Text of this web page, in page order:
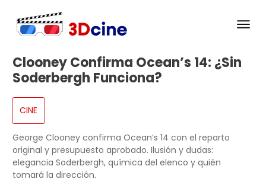
Clooney Confirma Ocean’s 14: ¿sin
Soderbergh Funciona?
CINE
George Clooney confirma Ocean’s 14 con el reparto
original y presupuesto aprobado. Ilusión y dudas:
elegancia Soderbergh, química del elenco y quién
tomará la dirección.